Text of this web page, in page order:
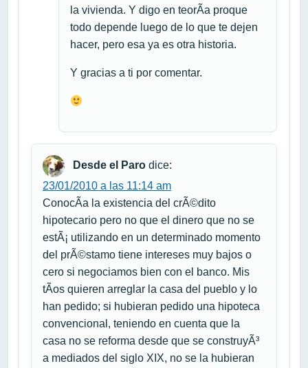
la vivienda. Y digo en teorÃ­a proque
todo depende luego de lo que te dejen
hacer, pero esa ya es otra historia.
Y gracias a ti por comentar.
Desde el Paro dice:
23/01/2010 a las 11:14 am
ConocÃ­a la existencia del crÃ©dito
hipotecario pero no que el dinero que no se
estÃ¡ utilizando en un determinado momento
del prÃ©stamo tiene intereses muy bajos o
cero si negociamos bien con el banco. Mis
tÃ­os quieren arreglar la casa del pueblo y lo
han pedido; si hubieran pedido una hipoteca
convencional, teniendo en cuenta que la
casa no se reforma desde que se construyÃ³
a mediados del siglo XIX, no se la hubieran